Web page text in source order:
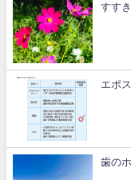
すす
エポ
歯の